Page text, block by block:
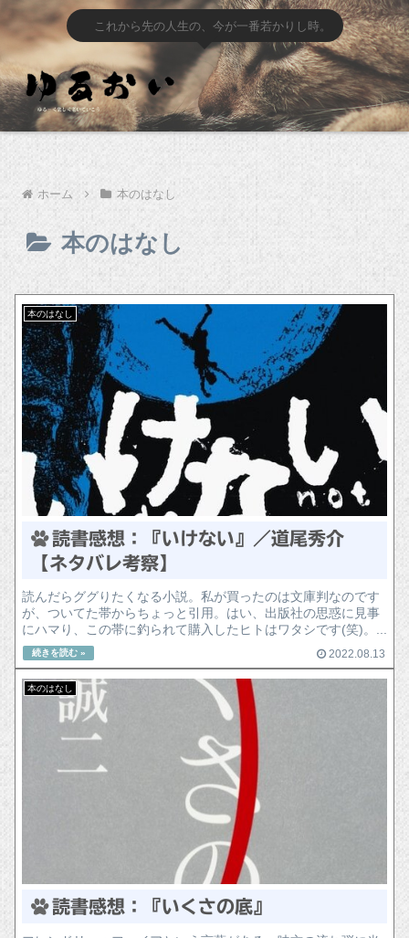
これから先の人生の、今が一番若かりし時。
ホーム 本のはなし
本のはなし
本のはなし
読書感想：『いけない』／道尾秀介
【ネタバレ考察】
読んだらググりたくなる小説。私が買ったのは文庫判なのです
が、ついてた帯からちょっと引用。はい、出版社の思惑に見事
にハマり、この帯に釣られて購入したヒトはワタシです(笑)。...
2022.08.13
本のはなし
読書感想：『いくさの底』